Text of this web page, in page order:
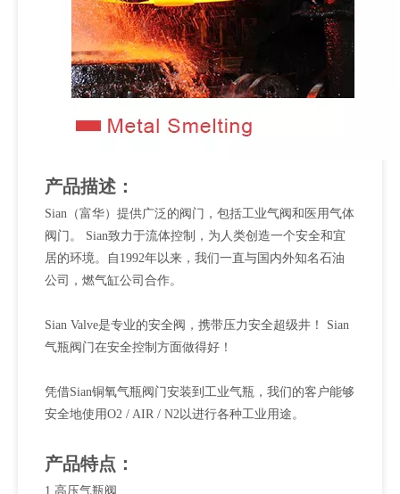
产品描述：
Sian（富华）提供广泛的阀门，包括工业气阀和医用气体
阀门。 Sian致力于流体控制，为人类创造一个安全和宜
居的环境。自1992年以来，我们一直与国内外知名石油
公司，燃气缸公司合作。
Sian Valve是专业的安全阀，携带压力安全超级井！ Sian
气瓶阀门在安全控制方面做得好！
凭借Sian铜氧气瓶阀门安装到工业气瓶，我们的客户能够
安全地使用O2 / AIR / N2以进行各种工业用途。
产品特点：
1.高压气瓶阀